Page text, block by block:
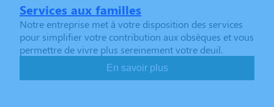
Services aux familles
Notre entreprise met à votre disposition des services
pour simplifier votre contribution aux obsèques et vous
permettre de vivre plus sereinement votre deuil.
En savoir plus